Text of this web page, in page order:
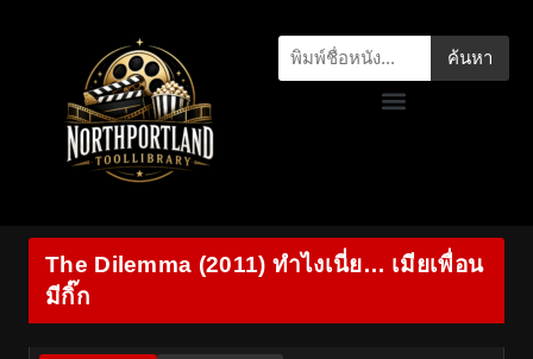
ค้นหา
The Dilemma (2011) ทำไงเนี่ย… เมียเพื่อน
มีกิ๊ก